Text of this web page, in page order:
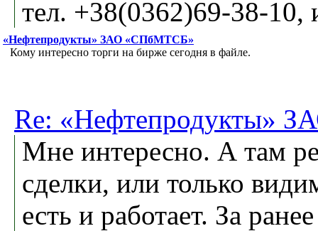
тел. +38(0362)69-38-10,
«Нефтепродукты» ЗАО «СПбМТСБ»
Кому интересно торги на бирже сегодня в файле.
Re: «Нефтепродукты»
Мне интересно. А там
сделки, или только
есть и работает. За